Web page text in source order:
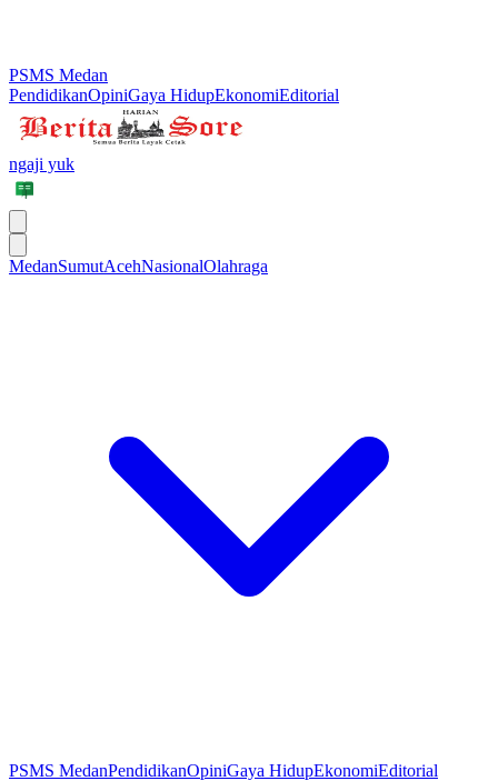
PSMS Medan
PendidikanOpiniGaya HidupEkonomiEditorial
ngaji yuk
MedanSumutAcehNasionalOlahraga
PSMS MedanPendidikanOpiniGaya HidupEkonomiEditorial